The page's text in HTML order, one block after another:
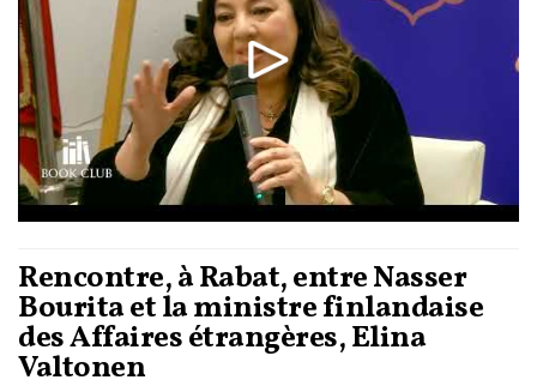
Rencontre, à Rabat, entre Nasser
Bourita et la ministre finlandaise
des Affaires étrangères, Elina
Valtonen